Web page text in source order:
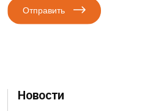
Отправить
Новости